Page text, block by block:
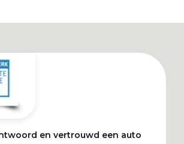
en vertrouwd een auto